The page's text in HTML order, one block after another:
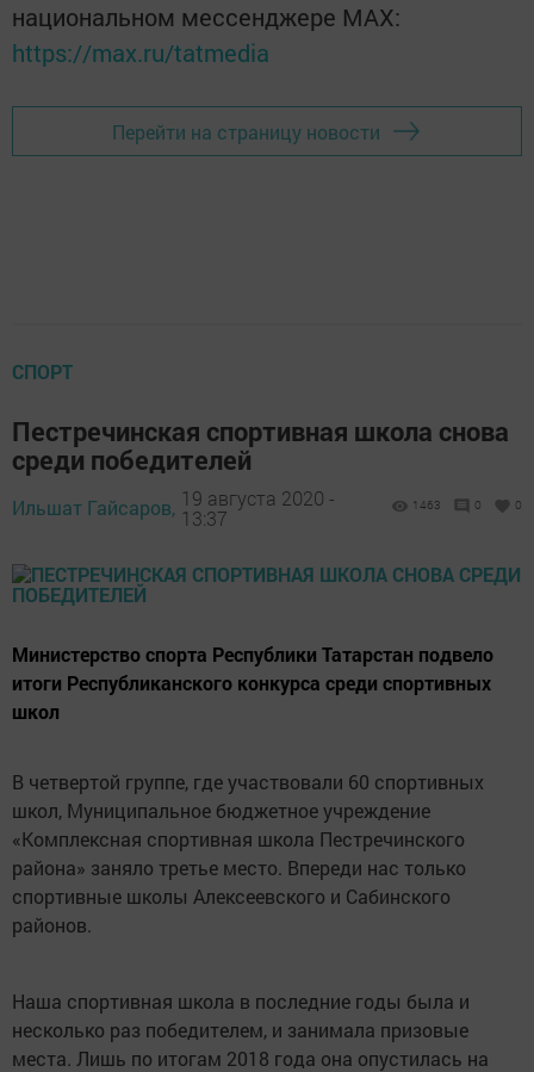
национальном мессенджере MАХ:
https://max.ru/tatmedia
Перейти на страницу новости
СПОРТ
Пестречинская спортивная школа снова
среди победителей
Ильшат Гайсаров, 19 августа 2020 -
13:37
1463 0 0
Министерство спорта Республики Татарстан подвело
итоги Республиканского конкурса среди спортивных
школ
В четвертой группе, где участвовали 60 спортивных
школ, Муниципальное бюджетное учреждение
«Комплексная спортивная школа Пестречинского
района» заняло третье место. Впереди нас только
спортивные школы Алексеевского и Сабинского
районов.
Наша спортивная школа в последние годы была и
несколько раз победителем, и занимала призовые
места. Лишь по итогам 2018 года она опустилась на